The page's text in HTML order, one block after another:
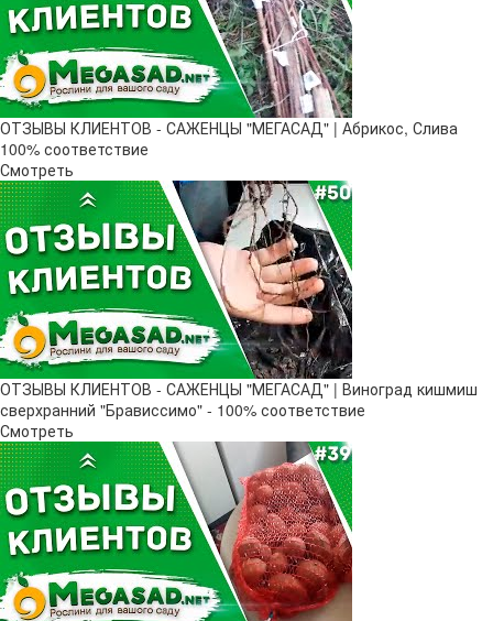
ОТЗЫВЫ КЛИЕНТОВ - САЖЕНЦЫ "МЕГАСАД" | Абрикос, Слива
100% соответствие
Смотреть
ОТЗЫВЫ КЛИЕНТОВ - САЖЕНЦЫ "МЕГАСАД" | Виноград кишмиш
сверхранний "Брависсимо" - 100% соответствие
Смотреть